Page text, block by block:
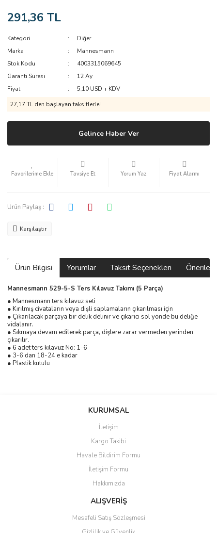
291,36 TL
Kategori
Diğer
Marka
Mannesmann
Stok Kodu
4003315069645
Garanti Süresi
12 Ay
Fiyat
5,10 USD + KDV
27,17 TL den başlayan taksitlerle!
Gelince Haber Ver
Tavsiye Et Yorum Yaz Fiyat Alarmı
Ürün Paylaş :
Karşılaştır
Ürün Bilgisi Yorumlar Taksit Seçenekleri
Mannesmann 529-5-S Ters Kılavuz Takımı (5 Parça)
● Mannesmann ters kılavuz seti
● Kırılmış civataların veya dişli saplamaların çıkarılması için
● Çıkarılacak parçaya bir delik delinir ve çıkarıcı sol yönde bu deliğe
vidalanır.
● Sıkmaya devam edilerek parça, dişlere zarar vermeden yerinden
çıkarılır.
● 6 adet ters kılavuz No: 1-6
● 3-6 dan 18-24 e kadar
● Plastik kutulu
Bu ürüne ilk yorumu siz yapın!
Ürün resmi kalitesiz, bozuk veya görüntülenemiyor.
Ürün açıklamasında eksik bilgiler bulunuyor.
Ürün bilgilerinde hatalar bulunuyor.
Ürün fiyatı diğer sitelerden daha pahalı.
Bu ürüne benzer farklı alternatifler olmalı.
KURUMSAL
İletişim
Kargo Takibi
Havale Bildirim Formu
İletişim Formu
Hakkımızda
ALIŞVERİŞ
Mesafeli Satış Sözleşmesi